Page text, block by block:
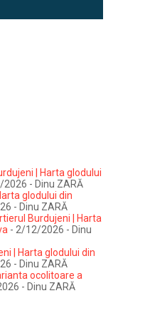
| Harta glodului
2026 - Dinu ZARĂ
glodului din
- Dinu ZARĂ
Burdujeni | Harta
- 2/12/2026 - Dinu
| Harta glodului din
- Dinu ZARĂ
ocolitoare a
- Dinu ZARĂ